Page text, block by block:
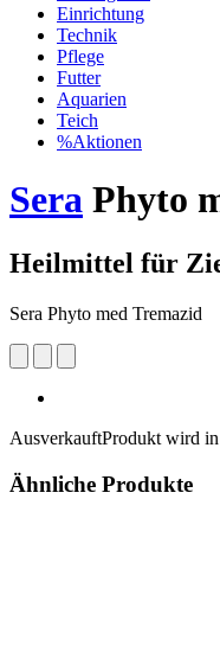
Einrichtung
Technik
Pflege
Futter
Aquarien
Teich
%Aktionen
Sera Phyto
Heilmittel für
Sera Phyto med Tremazid
AusverkauftProdukt wird in
Ähnliche Produkte